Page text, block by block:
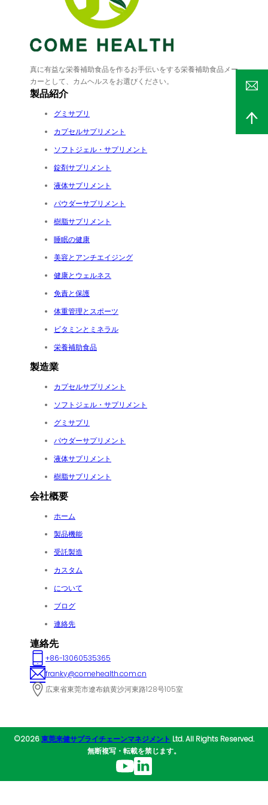
真に有益な栄養補助食品を作るお手伝いをする栄養補助食品メー
カーとして、カムヘルスをお選びください。
製品紹介
グミサプリ
カプセルサプリメント
ソフトジェル・サプリメント
錠剤サプリメント
液体サプリメント
パウダーサプリメント
樹脂サプリメント
睡眠の健康
美容とアンチエイジング
健康とウェルネス
免責と保護
体重管理とスポーツ
ビタミンとミネラル
栄養補助食品
製造業
カプセルサプリメント
ソフトジェル・サプリメント
グミサプリ
パウダーサプリメント
液体サプリメント
樹脂サプリメント
会社概要
ホーム
製品機能
受託製造
カスタム
について
ブログ
連絡先
連絡先
+86-13060535365
franky@comehealth.com.cn
広東省東莞市遼布鎮黄沙河東路128号105室
©2026東莞来健サプライチェーンマネジメント Ltd. All Rights Reserved.
無断複写・転載を禁じます。